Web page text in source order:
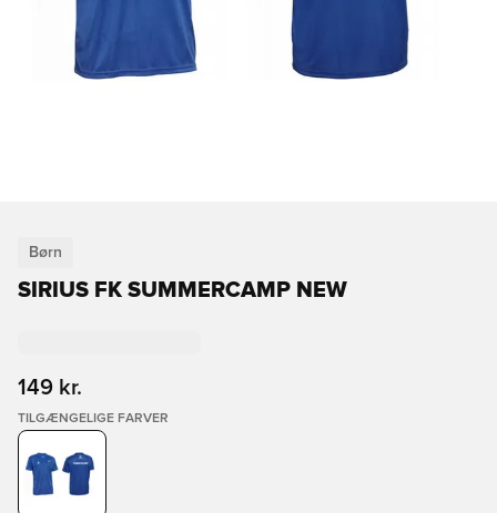
Børn
SIRIUS FK SUMMERCAMP NEW
149 kr.
TILGÆNGELIGE FARVER